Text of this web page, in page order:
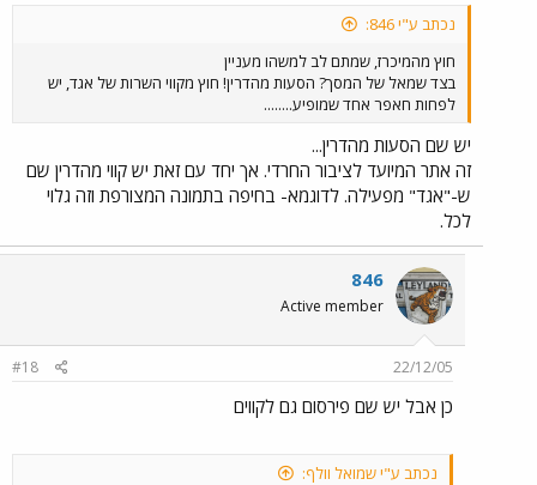
נכתב ע"י 846:
חוץ מהמיכרז, שמתם לב למשהו מעניין
בצד שמאל של המסך? הסעות מהדרין! חוץ מקווי השרות של אגד, יש
לפחות חאפר אחד שמופיע........
יש שם הסעות מהדרין...
זה אתר המיועד לציבור החרדי. אך יחד עם זאת יש קווי מהדרין שם
ש-"אגד" מפעילה. לדוגמא- בחיפה בתמונה המצורפת וזה גלוי
לכל.
846
Active member
22/12/05
#18
כן אבל יש שם פירסום גם לקווים
נכתב ע"י שמואל וולף: